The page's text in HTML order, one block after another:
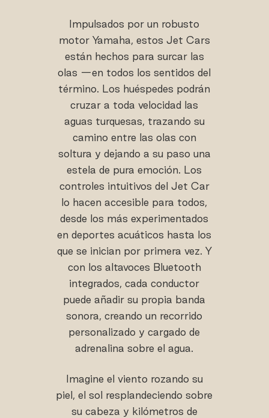
Impulsados por un robusto
motor Yamaha, estos Jet Cars
están hechos para surcar las
olas —en todos los sentidos del
término. Los huéspedes podrán
cruzar a toda velocidad las
aguas turquesas, trazando su
camino entre las olas con
soltura y dejando a su paso una
estela de pura emoción. Los
controles intuitivos del Jet Car
lo hacen accesible para todos,
desde los más experimentados
en deportes acuáticos hasta los
que se inician por primera vez. Y
con los altavoces Bluetooth
integrados, cada conductor
puede añadir su propia banda
sonora, creando un recorrido
personalizado y cargado de
adrenalina sobre el agua.
Imagine el viento rozando su
piel, el sol resplandeciendo sobre
su cabeza y kilómetros de